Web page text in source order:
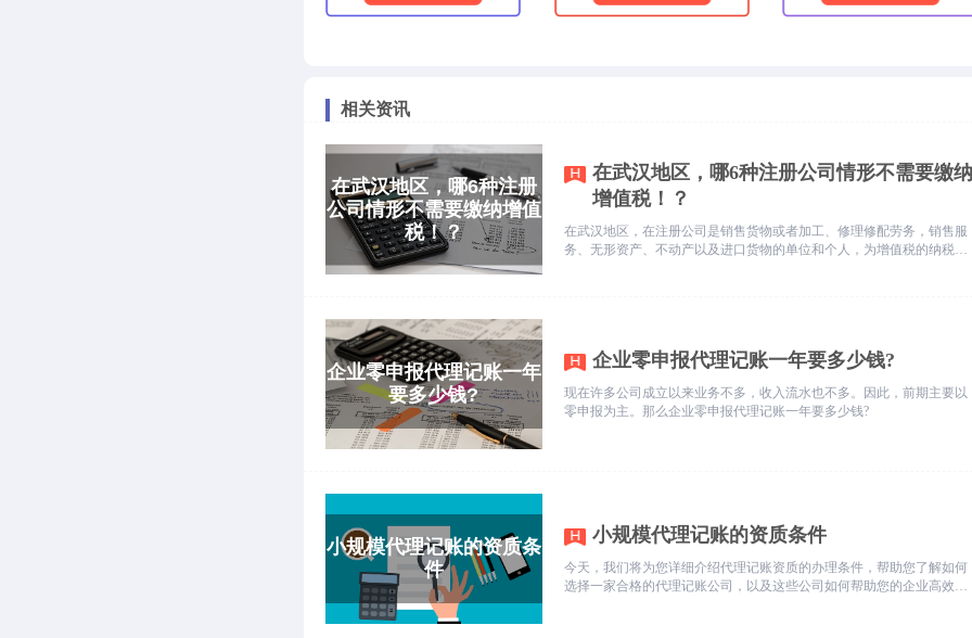
相关资讯
在武汉地区，哪6种注册公司情形不需要缴纳
增值税！？
在武汉地区，在注册公司是销售货物或者加工、修理修配劳务，销售服
务、无形资产、不动产以及进口货物的单位和个人，为增值税的纳税
企业零申报代理记账一年要多少钱?
现在许多公司成立以来业务不多，收入流水也不多。因此，前期主要以
零申报为主。那么企业零申报代理记账一年要多少钱?
小规模代理记账的资质条件
今天，我们将为您详细介绍代理记账资质的办理条件，帮助您了解如何
选择一家合格的代理记账公司，以及这些公司如何帮助您的企业高效、